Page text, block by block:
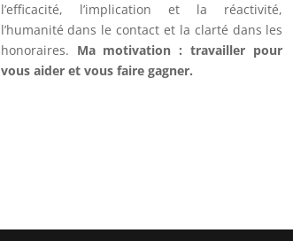
l’efficacité, l’implication et la réactivité,
l’humanité dans le contact et la clarté dans les
honoraires. Ma motivation : travailler pour
vous aider et vous faire gagner.